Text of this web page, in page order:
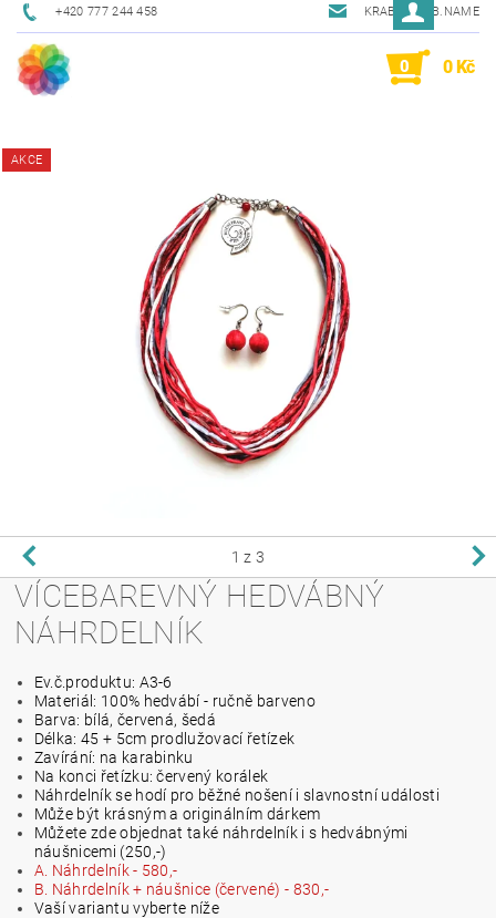
+420 777 244 458 KRAB@KRAB.NAME
0 0 Kč
AKCE
1 z 3
VÍCEBAREVNÝ HEDVÁBNÝ
NÁHRDELNÍK
Ev.č.produktu: A3-6
Materiál: 100% hedvábí - ručně barveno
Barva: bílá, červená, šedá
Délka: 45 + 5cm prodlužovací řetízek
Zavírání: na karabinku
Na konci řetízku: červený korálek
Náhrdelník se hodí pro běžné nošení i slavnostní události
Může být krásným a originálním dárkem
Můžete zde objednat také náhrdelník i s hedvábnými
náušnicemi (250,-)
A. Náhrdelník - 580,-
B. Náhrdelník + náušnice (červené) - 830,-
Vaší variantu vyberte níže